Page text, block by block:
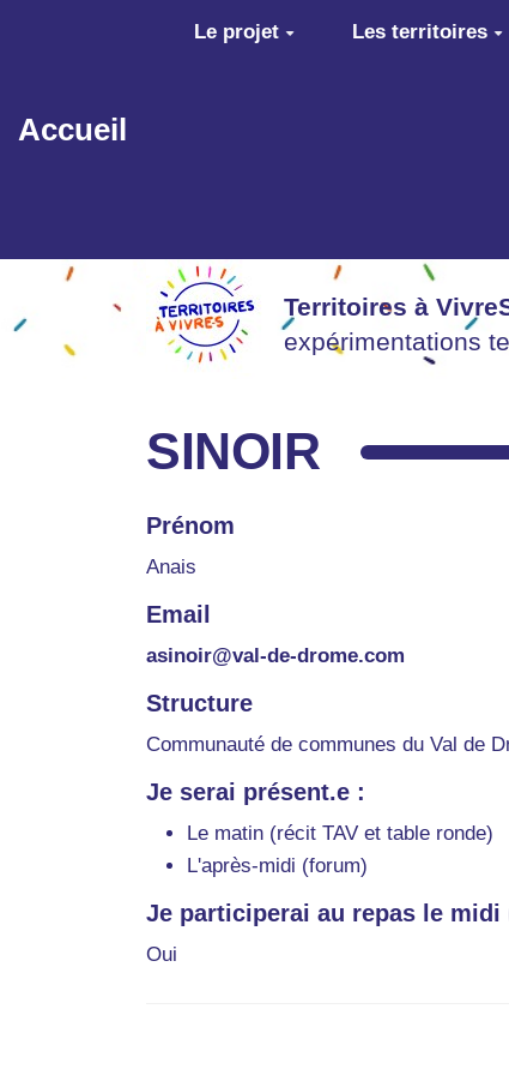
Aller au contenu principal
Accueil
Le projet Les territoires
Territoires à
expérimentations
SINOIR
Prénom
Anais
Email
asinoir@val-de-drome.com
Structure
Communauté de communes du Val de
Je serai présent.e :
Le matin (récit TAV et table ronde)
L'après-midi (forum)
Je participerai au repas le midi
Oui